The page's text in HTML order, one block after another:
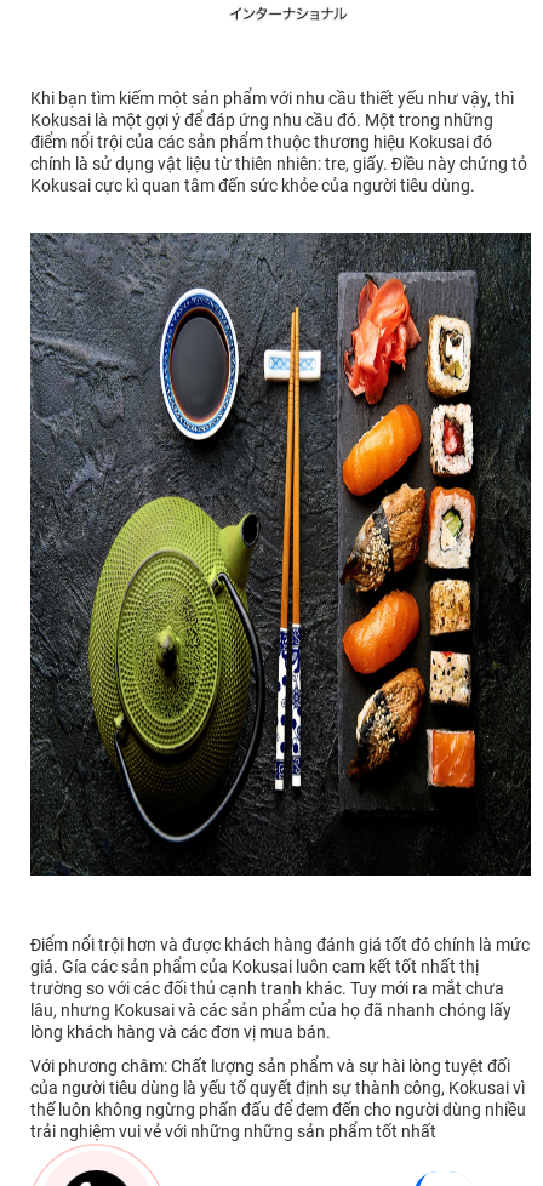
Khi bạn tìm kiếm một sản phẩm với nhu cầu thiết yếu như vậy, thì
Kokusai là một gợi ý để đáp ứng nhu cầu đó. Một trong những
điểm nổi trội của các sản phẩm thuộc thương hiệu Kokusai đó
chính là sử dụng vật liệu từ thiên nhiên: tre, giấy. Điều này chứng tỏ
Kokusai cực kì quan tâm đến sức khỏe của người tiêu dùng.
Điểm nổi trội hơn và được khách hàng đánh giá tốt đó chính là mức
giá. Gía các sản phẩm của Kokusai luôn cam kết tốt nhất thị
trường so với các đối thủ cạnh tranh khác. Tuy mới ra mắt chưa
lâu, nhưng Kokusai và các sản phẩm của họ đã nhanh chóng lấy
lòng khách hàng và các đơn vị mua bán.
Với phương châm: Chất lượng sản phẩm và sự hài lòng tuyệt đối
của người tiêu dùng là yếu tố quyết định sự thành công, Kokusai vì
thế luôn không ngừng phấn đấu để đem đến cho người dùng nhiều
trải nghiệm vui vẻ với những những sản phẩm tốt nhất